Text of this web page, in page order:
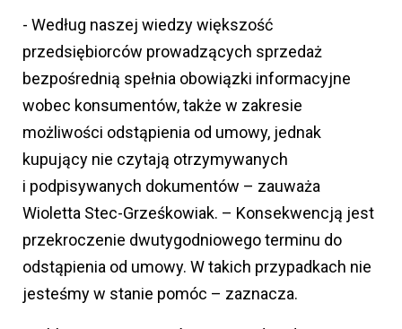
- Według naszej wiedzy większość
przedsiębiorców prowadzących sprzedaż
bezpośrednią spełnia obowiązki informacyjne
wobec konsumentów, także w zakresie
możliwości odstąpienia od umowy, jednak
kupujący nie czytają otrzymywanych
i podpisywanych dokumentów – zauważa
Wioletta Stec-Grześkowiak. – Konsekwencją jest
przekroczenie dwutygodniowego terminu do
odstąpienia od umowy. W takich przypadkach nie
jesteśmy w stanie pomóc – zaznacza.